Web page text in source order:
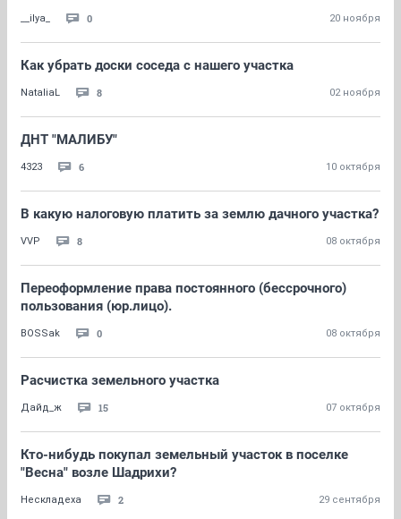
__ilya_ 0 20 ноября
Как убрать доски соседа с нашего участка
NataliaL 8 02 ноября
ДНТ "МАЛИБУ"
4323 6 10 октября
В какую налоговую платить за землю дачного участка?
VVP 8 08 октября
Переоформление права постоянного (бессрочного)
пользования (юр.лицо).
BOSSak 0 08 октября
Расчистка земельного участка
Дайд_ж 15 07 октября
Кто-нибудь покупал земельный участок в поселке
"Весна" возле Шадрихи?
Нескладеха 2 29 сентября